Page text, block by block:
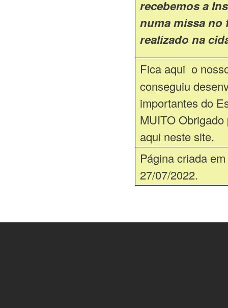
recebemos a
numa missa no
realizado na
Fica aqui o
conseguiu
importantes do
MUITO
aqui neste site.
Página criada
27/07/2022.